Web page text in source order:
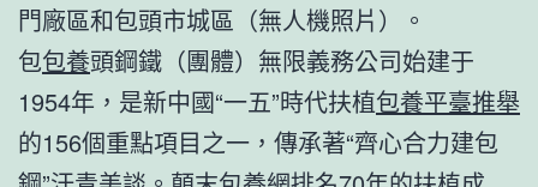
門廠區和包頭市城區（無人機照片）。
包包養頭鋼鐵（團體）無限義務公司始建于
1954年，是新中國“一五”時代扶植包養平臺推舉
的156個重點項目之一，傳承著“齊心合力建包